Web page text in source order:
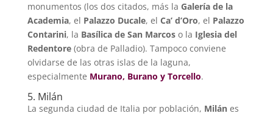
monumentos (los dos citados, más la Galería de la
Academia, el Palazzo Ducale, el Ca’ d’Oro, el Palazzo
Contarini, la Basílica de San Marcoso la Iglesia del
Redentore(obra de Palladio). Tampoco conviene
olvidarse de las otras islas de la laguna,
especialmente Murano, Burano y Torcello.
5. Milán
La segunda ciudad de Italia por población, Milánes